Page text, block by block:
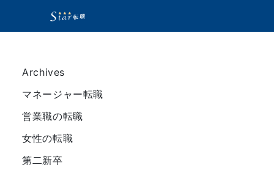
Archives
マネージャー転職
営業職の転職
女性の転職
第二新卒